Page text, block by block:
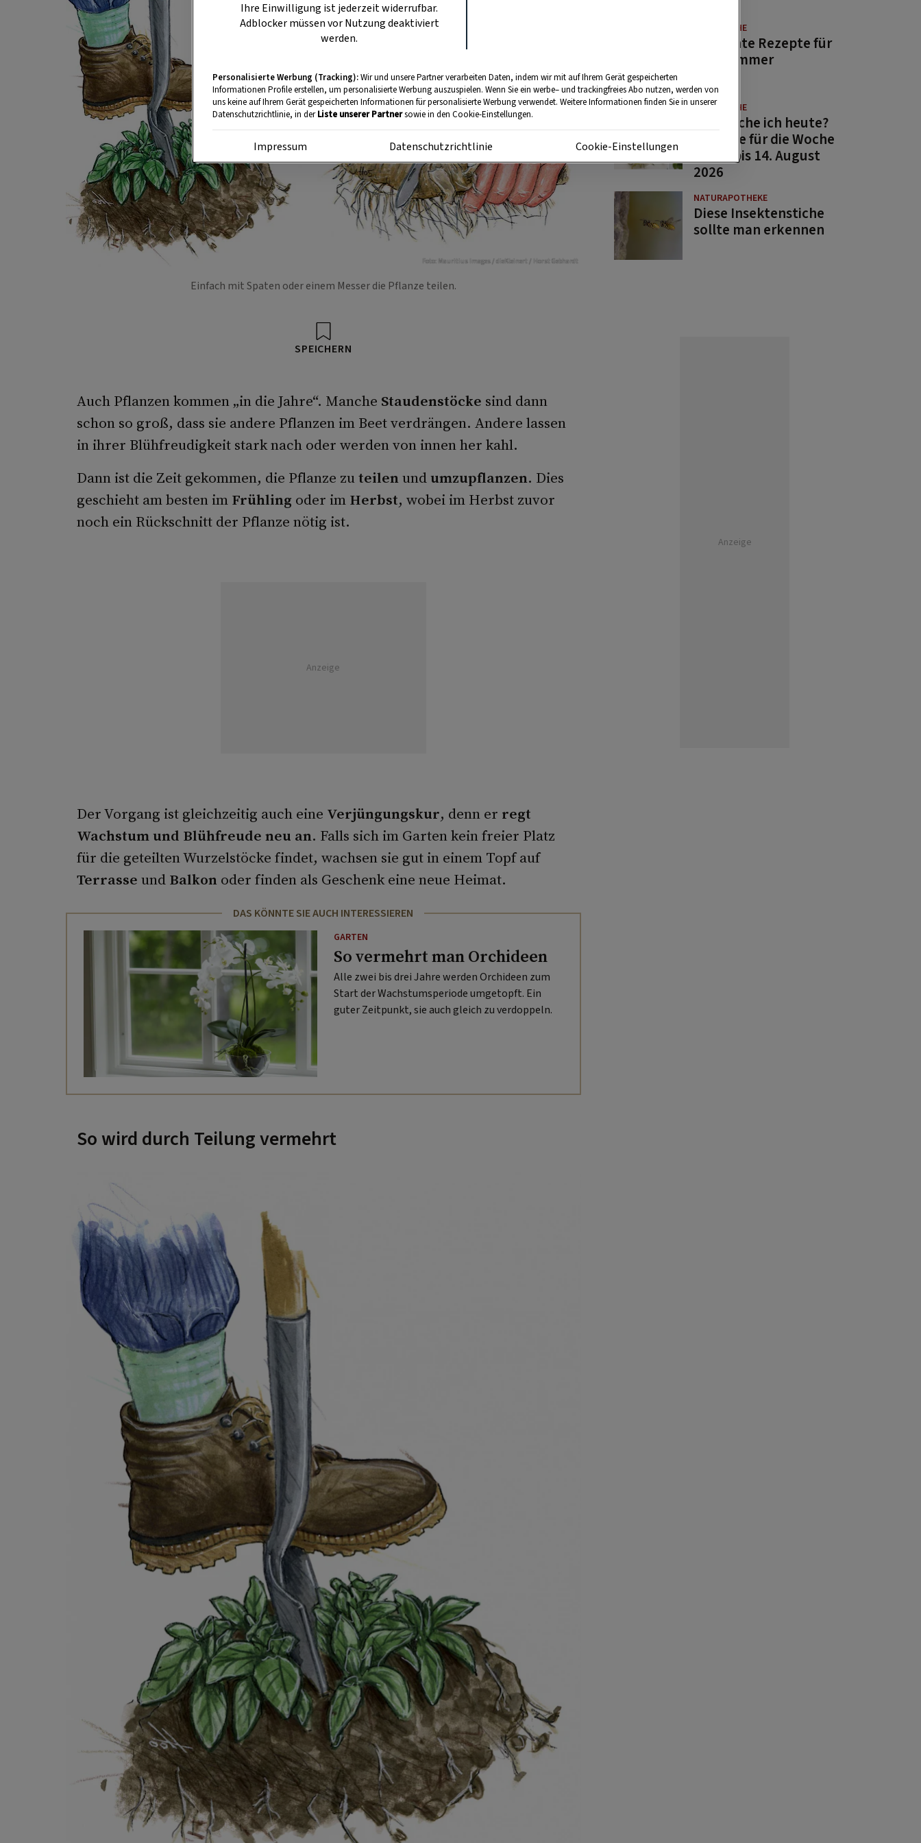
Foto: Mauritius Images / dieKleinert / Horst Gebhardt
Einfach mit Spaten oder einem Messer die Pflanze teilen.
SPEICHERN
Auch Pflanzen kommen „in die Jahre“. Manche Staudenstöcke sind dann
schon so groß, dass sie andere Pflanzen im Beet verdrängen. Andere lassen
in ihrer Blühfreudigkeit stark nach oder werden von innen her kahl.
Dann ist die Zeit gekommen, die Pflanze zuteilenundumzupflanzen. Dies
geschieht am besten im Frühling oder im Herbst, wobei im Herbst zuvor
noch ein Rückschnitt der Pflanze nötig ist.
Anzeige
Der Vorgang ist gleichzeitig auch eine Verjüngungskur, denn er regt
Wachstum und Blühfreude neu an. Falls sich im Garten kein freier Platz
für die geteilten Wurzelstöcke findet, wachsen sie gut in einem Topf auf
Terrasse und Balkonoder finden als Geschenk eine neue Heimat.
DAS KÖNNTE SIE AUCH INTERESSIEREN
GARTEN
So vermehrt man Orchideen
Alle zwei bis drei Jahre werden Orchideen zum
Start der Wachstumsperiode umgetopft. Ein
guter Zeitpunkt, sie auch gleich zu verdoppeln.
So wird durch Teilung vermehrt
GUTE KÜCHE
11 leichte Rezepte für
den Sommer
GUTE KÜCHE
Was koche ich heute?
Rezepte für die Woche
von 7. bis 14. August
2026
NATURAPOTHEKE
Diese Insektenstiche
sollte man erkennen
Anzeige
Ihre Einwilligung ist jederzeit widerrufbar.
Adblocker müssen vor Nutzung deaktiviert
werden.
Personalisierte Werbung (Tracking):Wir und unsere Partner verarbeiten Daten, indem wir mit auf Ihrem Gerät gespeicherten
Informationen Profile erstellen, um personalisierte Werbung auszuspielen. Wenn Sie ein werbe– und trackingfreies Abo nutzen, werden von
uns keine auf Ihrem Gerät gespeicherten Informationen für personalisierte Werbung verwendet. Weitere Informationen finden Sie in unserer
Datenschutzrichtlinie, in derListe unserer Partnersowie in den Cookie-Einstellungen.
Impressum Datenschutzrichtlinie Cookie-Einstellungen